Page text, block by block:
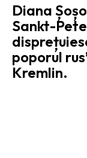
Diana
Sankt-
poporul
Kremlin.